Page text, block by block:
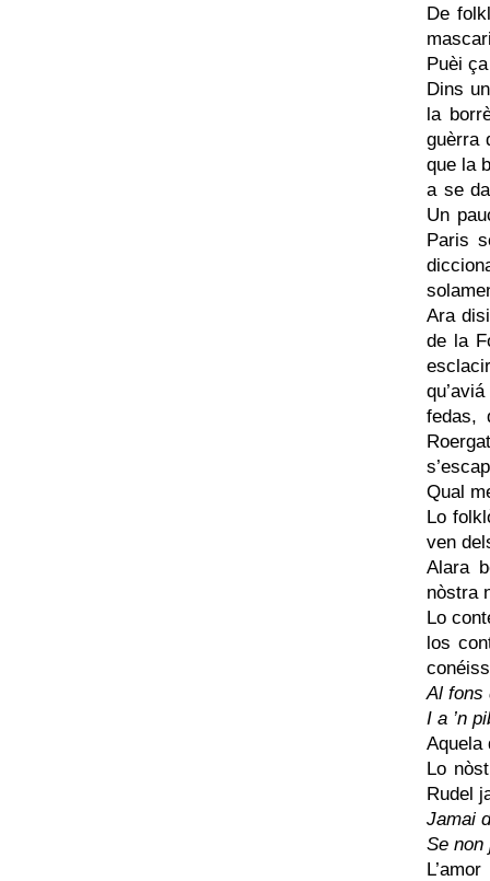
De
Puèi
Dins
la
guèrra
que la
a se
Un
Paris
Ara
de la
fedas,
Qual
Lo
ven
Alara
nòstra
Lo
los
Al fons
I a ’n
Aquela
Lo
Rudel
Jamai
Se non